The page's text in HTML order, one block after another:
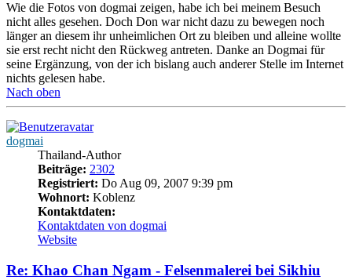
Wie die Fotos von dogmai zeigen, habe ich bei meinem Besuch
nicht alles gesehen. Doch Don war nicht dazu zu bewegen noch
länger an diesem ihr unheimlichen Ort zu bleiben und alleine wollte
sie erst recht nicht den Rückweg antreten. Danke an Dogmai für
seine Ergänzung, von der ich bislang auch anderer Stelle im Internet
nichts gelesen habe.
Nach oben
dogmai
Thailand-Author
Beiträge: 2302
Registriert: Do Aug 09, 2007 9:39 pm
Wohnort: Koblenz
Kontaktdaten:
Kontaktdaten von dogmai
Website
Re: Khao Chan Ngam - Felsenmalerei bei Sikhiu